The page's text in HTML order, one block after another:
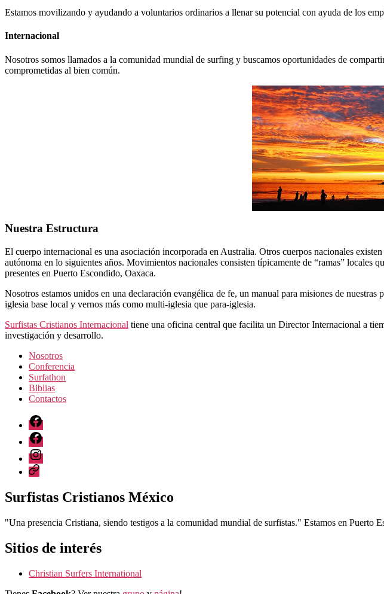
Estamos movilizando y ayudando a voluntarios ordinarios a llenar su potencial con ayuda de los
Internacional
Nosotros somos llamados a la comunidad mundial de surfing y buscamos oportunidades de
comprometidas al bien común.
Nuestra Estructura
El cuerpo internacional es una asociación incorporada en Australia. Otros cuerpos nacionales
autónoma en lo siguientes años. Movimientos nacionales consisten típicamente de “ramas” locales
presentes en Puerto Escondido, Oaxaca.
Nosotros estamos unidos en una declaración evangélica de fe, un manual para misiones de
iglesia base local y vernos más como multi-iglesia que para-iglesia.
Surfistas Cristianos Internacional tiene una oficina central que facilita un Director Internacional a
investigación y desarrollo.
Nosotros
Conferencia
Surfathon
Biblias
Contactos
Facebook
FB
Grupo
Instagram
CSI
web
Surfistas Cristianos México
"Una presencia Cristiana, siendo testigos a la comunidad mundial de surfistas." Estamos en Puerto
Sitios de interés
Christian Surfers International